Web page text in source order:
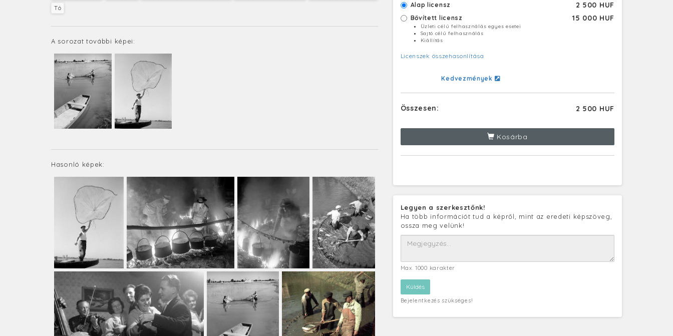
Tó
A sorozat további képei:
Hasonló képek:
Alap licensz 2 500 HUF
Bővített licensz 15 000 HUF
Üzleti célú felhasználás egyes esetei
Sajtó célú felhasználás
Kiállítás
Licenszek összehasonlítása
Kedvezmények
Összesen: 2 500 HUF
Kosárba
Legyen a szerkesztőnk!
Ha több információt tud a képről, mint az eredeti képszöveg,
ossza meg velünk!
Max. 1000 karakter
Bejelentkezés szükséges!